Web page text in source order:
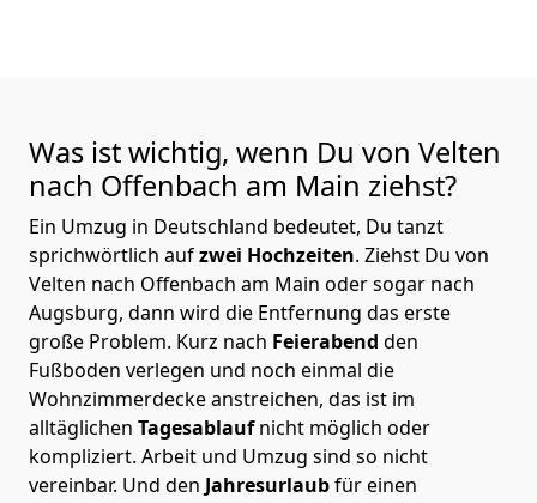
Was ist wichtig, wenn Du von Velten
nach Offenbach am Main ziehst?
Ein Umzug in Deutschland bedeutet, Du tanzt
sprichwörtlich aufzwei Hochzeiten. Ziehst Du von
Velten nach Offenbach am Main oder sogar nach
Augsburg, dann wird die Entfernung das erste
große Problem. Kurz nach Feierabend den
Fußboden verlegen und noch einmal die
Wohnzimmerdecke anstreichen, das ist im
alltäglichen Tagesablaufnicht möglich oder
kompliziert. Arbeit und Umzug sind so nicht
vereinbar. Und den Jahresurlaubfür einen